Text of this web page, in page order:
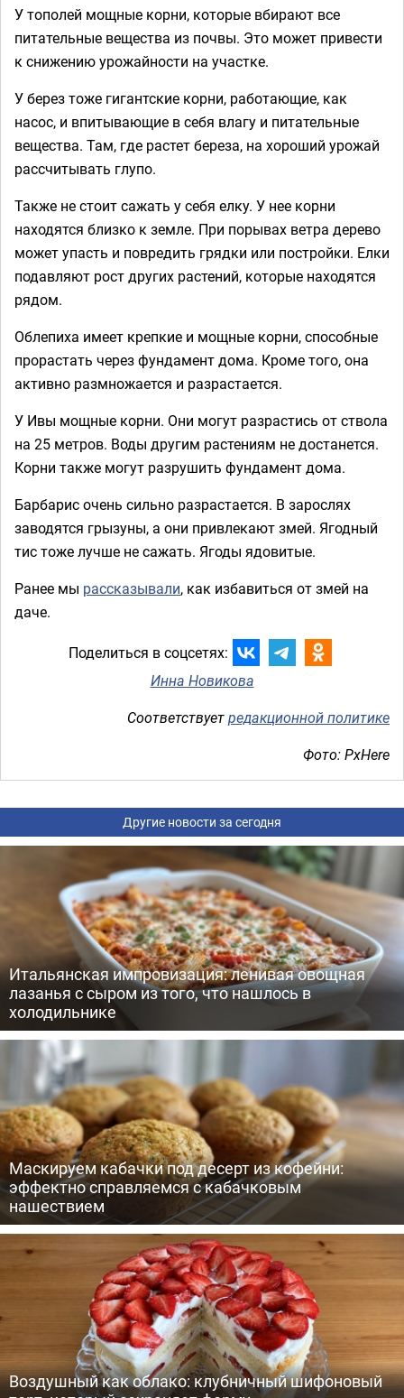
У тополей мощные корни, которые вбирают все
питательные вещества из почвы. Это может привести
к снижению урожайности на участке.
У берез тоже гигантские корни, работающие, как
насос, и впитывающие в себя влагу и питательные
вещества. Там, где растет береза, на хороший урожай
рассчитывать глупо.
Также не стоит сажать у себя елку. У нее корни
находятся близко к земле. При порывах ветра дерево
может упасть и повредить грядки или постройки. Елки
подавляют рост других растений, которые находятся
рядом.
Облепиха имеет крепкие и мощные корни, способные
прорастать через фундамент дома. Кроме того, она
активно размножается и разрастается.
У Ивы мощные корни. Они могут разрастись от ствола
на 25 метров. Воды другим растениям не достанется.
Корни также могут разрушить фундамент дома.
Барбарис очень сильно разрастается. В зарослях
заводятся грызуны, а они привлекают змей. Ягодный
тис тоже лучше не сажать. Ягоды ядовитые.
Ранее мы рассказывали, как избавиться от змей на
даче.
Поделиться в соцсетях:
Инна Новикова
Соответствуетредакционной политике
Фото: PxHere
Другие новости за сегодня
Итальянская импровизация: ленивая овощная
лазанья с сыром из того, что нашлось в
холодильнике
Маскируем кабачки под десерт из кофейни:
эффектно справляемся с кабачковым
нашествием
Воздушный как облако: клубничный шифоновый